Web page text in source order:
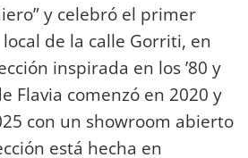
y celebró el primer
de la calle Gorriti, en
inspirada en los ’80 y
Flavia comenzó en 2020 y
con un showroom abierto
está hecha en